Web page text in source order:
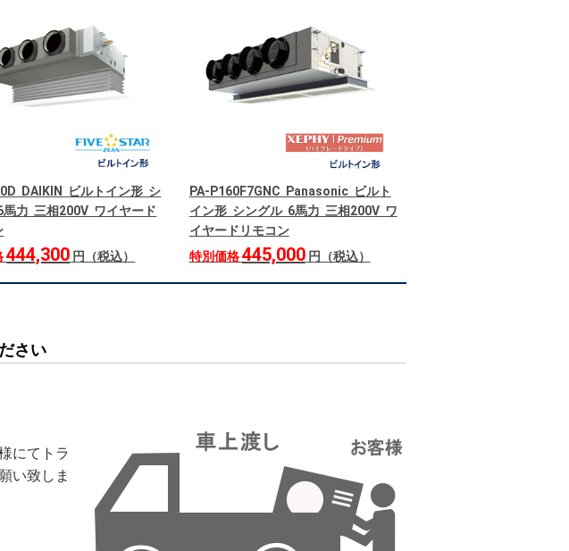
DAIKIN ビルトイン形 シ
馬力 三相200V ワイヤード
444,300 円（税込）
PA-P160F7GNC Panasonic ビルト
イン形 シングル 6馬力 三相200V ワ
イヤードリモコン
特別価格445,000円（税込）
さい
にてトラ
い致しま